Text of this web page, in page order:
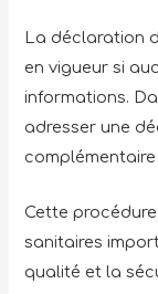
La déclaration
en vigueur si
informations.
adresser une
complémentaire
Cette
sanitaires
qualité et la